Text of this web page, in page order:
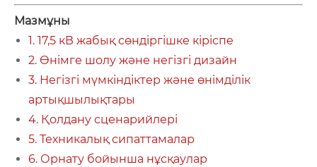
Мазмұны
1. 17,5 кВ жабық сөндіргішке кіріспе
2. Өнімге шолу және негізгі дизайн
3. Негізгі мүмкіндіктер және өнімділік
артықшылықтары
4. Қолдану сценарийлері
5. Техникалық сипаттамалар
6. Орнату бойынша нұсқаулар